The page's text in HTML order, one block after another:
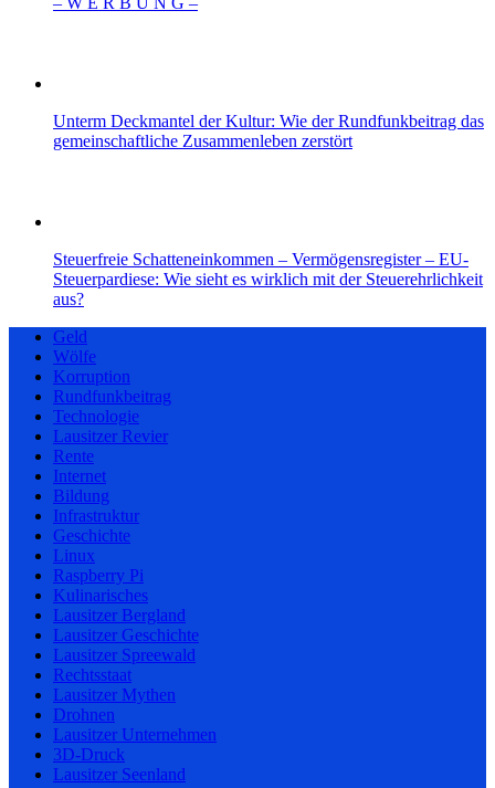
Unterm Deckmantel der Kultur: Wie der Rundfunkbeitrag das
gemeinschaftliche Zusammenleben zerstört
Steuerfreie Schatteneinkommen – Vermögensregister – EU-
Steuerpardiese: Wie sieht es wirklich mit der Steuerehrlichkeit
aus?
Geld
Wölfe
Korruption
Rundfunkbeitrag
Technologie
Lausitzer Revier
Rente
Internet
Bildung
Infrastruktur
Geschichte
Linux
Raspberry Pi
Kulinarisches
Lausitzer Bergland
Lausitzer Geschichte
Lausitzer Spreewald
Rechtsstaat
Lausitzer Mythen
Drohnen
Lausitzer Unternehmen
3D-Druck
Lausitzer Seenland